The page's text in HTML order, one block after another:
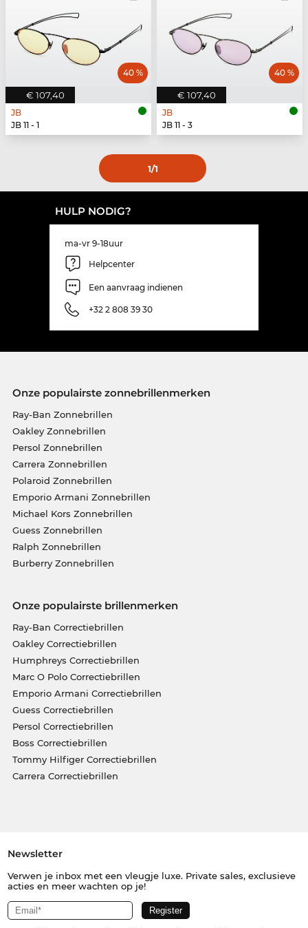
€ 107,40
40 %
JB
JB 11 - 1
€ 107,40
40 %
JB
JB 11 - 3
1/1
HULP NODIG?
ma-vr 9-18uur
Helpcenter
Een aanvraag indienen
+32 2 808 39 30
Onze populairste zonnebrillenmerken
Ray-Ban Zonnebrillen
Oakley Zonnebrillen
Persol Zonnebrillen
Carrera Zonnebrillen
Polaroid Zonnebrillen
Emporio Armani Zonnebrillen
Michael Kors Zonnebrillen
Guess Zonnebrillen
Ralph Zonnebrillen
Burberry Zonnebrillen
Onze populairste brillenmerken
Ray-Ban Correctiebrillen
Oakley Correctiebrillen
Humphreys Correctiebrillen
Marc O Polo Correctiebrillen
Emporio Armani Correctiebrillen
Guess Correctiebrillen
Persol Correctiebrillen
Boss Correctiebrillen
Tommy Hilfiger Correctiebrillen
Carrera Correctiebrillen
Newsletter
Verwen je inbox met een vleugje luxe. Private sales, exclusieve
acties en meer wachten op je!